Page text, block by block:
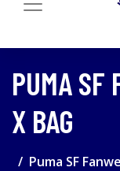
PUMA SF
X BAG
Puma SF